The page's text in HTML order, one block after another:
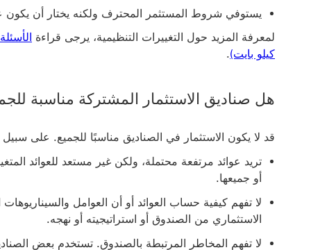
يستوفي شروط المستثمر المحترف ولكنه يختار أن يكون
لمعرفة المزيد حول التغييرات التنظيمية، يرجى قراءة
كيلو بايت)‏.
هل صناديق الاستثمار المشتركة مناسبة
قد لا يكون الاستثمار في الصناديق مناسبًا للجميع. على
تريد عوائد مرتفعة محتملة، ولكن غير مستعد للعوائد
أو جميعها.
لا تفهم كيفية حساب العوائد أو أن العوامل
الاستثماري من الصندوق أو استراتيجيته أو نهجه.
لا تفهم المخاطر المرتبطة بالصندوق. تستخدم بعض